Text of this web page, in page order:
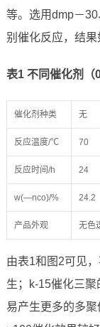
等。选用dmp－
别催化反应，结果
表1 不同催化剂（
催化剂种类 无
反应温度/℃ 70
反应时间/h 24
w(—nco)/% 24.2
产品外观 无色
由表1和图2可见
生；k-15催化三
易产生更多的多